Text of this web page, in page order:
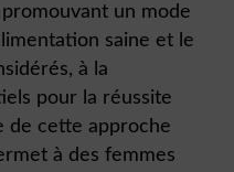
un mode
saine et le
à la
pour la réussite
de cette approche
à des femmes